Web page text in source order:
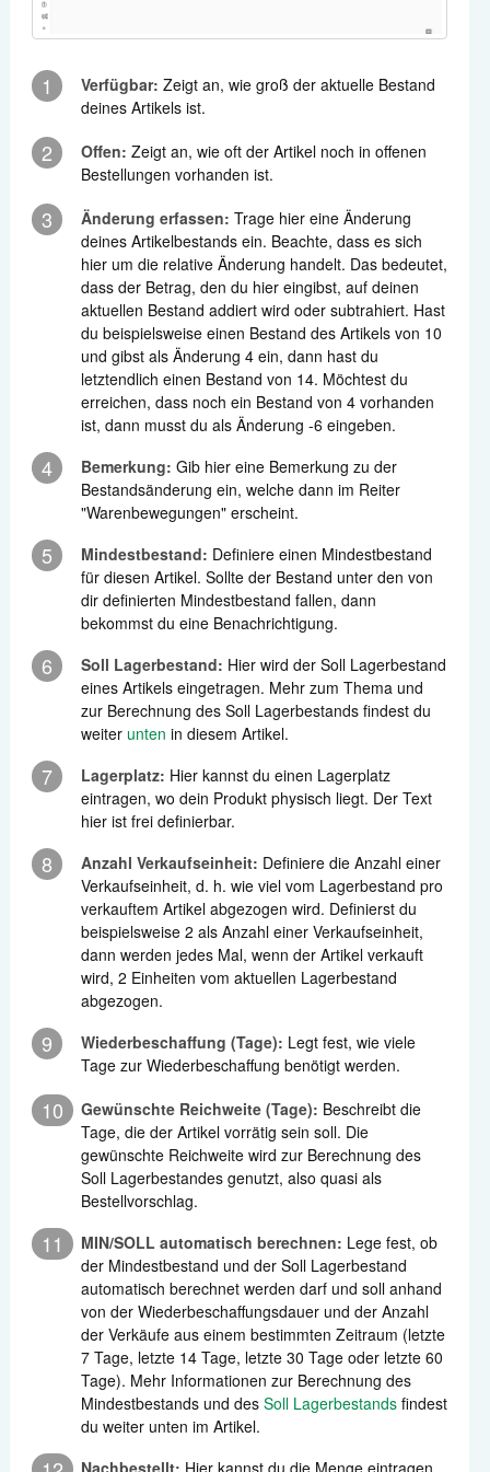
1 Verfügbar: Zeigt an, wie groß der aktuelle Bestand
deines Artikels ist.
2 Offen: Zeigt an, wie oft der Artikel noch in offenen
Bestellungen vorhanden ist.
3 Änderung erfassen: Trage hier eine Änderung
deines Artikelbestands ein. Beachte, dass es sich
hier um die relative Änderung handelt. Das bedeutet,
dass der Betrag, den du hier eingibst, auf deinen
aktuellen Bestand addiert wird oder subtrahiert. Hast
du beispielsweise einen Bestand des Artikels von 10
und gibst als Änderung 4 ein, dann hast du
letztendlich einen Bestand von 14. Möchtest du
erreichen, dass noch ein Bestand von 4 vorhanden
ist, dann musst du als Änderung -6 eingeben.
4 Bemerkung: Gib hier eine Bemerkung zu der
Bestandsänderung ein, welche dann im Reiter
"Warenbewegungen" erscheint.
5 Mindestbestand: Definiere einen Mindestbestand
für diesen Artikel. Sollte der Bestand unter den von
dir definierten Mindestbestand fallen, dann
bekommst du eine Benachrichtigung.
6 Soll Lagerbestand: Hier wird der Soll Lagerbestand
eines Artikels eingetragen. Mehr zum Thema und
zur Berechnung des Soll Lagerbestands findest du
weiter unten in diesem Artikel.
7 Lagerplatz: Hier kannst du einen Lagerplatz
eintragen, wo dein Produkt physisch liegt. Der Text
hier ist frei definierbar.
8 Anzahl Verkaufseinheit: Definiere die Anzahl einer
Verkaufseinheit, d. h. wie viel vom Lagerbestand pro
verkauftem Artikel abgezogen wird. Definierst du
beispielsweise 2 als Anzahl einer Verkaufseinheit,
dann werden jedes Mal, wenn der Artikel verkauft
wird, 2 Einheiten vom aktuellen Lagerbestand
abgezogen.
9 Wiederbeschaffung (Tage): Legt fest, wie viele
Tage zur Wiederbeschaffung benötigt werden.
10 Gewünschte Reichweite (Tage): Beschreibt die
Tage, die der Artikel vorrätig sein soll. Die
gewünschte Reichweite wird zur Berechnung des
Soll Lagerbestandes genutzt, also quasi als
Bestellvorschlag.
11 MIN/SOLL automatisch berechnen: Lege fest, ob
der Mindestbestand und der Soll Lagerbestand
automatisch berechnet werden darf und soll anhand
von der Wiederbeschaffungsdauer und der Anzahl
der Verkäufe aus einem bestimmten Zeitraum (letzte
7 Tage, letzte 14 Tage, letzte 30 Tage oder letzte 60
Tage). Mehr Informationen zur Berechnung des
Mindestbestands und des Soll Lagerbestandsfindest
du weiter unten im Artikel.
Nachbestellt: Hier kannst du die Menge eintragen,